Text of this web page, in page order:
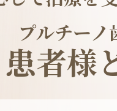
プルチー
患者様